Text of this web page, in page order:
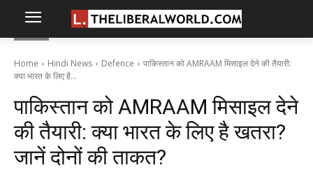
Home Hindi News Defence
पाकिस्तान को AMRAAM मिसाइल देने की तैयारी:
क्या भारत के लिए है...
पाकिस्तान को AMRAAM मिसाइल देने
की तैयारी: क्या भारत के लिए है खतरा?
जानें दोनों की ताकत?